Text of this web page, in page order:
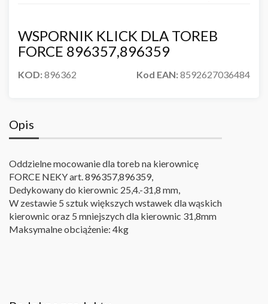
WSPORNIK KLICK DLA TOREB
FORCE 896357,896359
KOD:896362 Kod EAN:8592627036484
Opis
Oddzielne mocowanie dla toreb na kierownicę
FORCE NEKY art. 896357,896359,
Dedykowany do kierownic 25,4.-31,8 mm,
W zestawie 5 sztuk większych wstawek dla wąskich
kierownic oraz 5 mniejszych dla kierownic 31,8mm
Maksymalne obciążenie: 4kg